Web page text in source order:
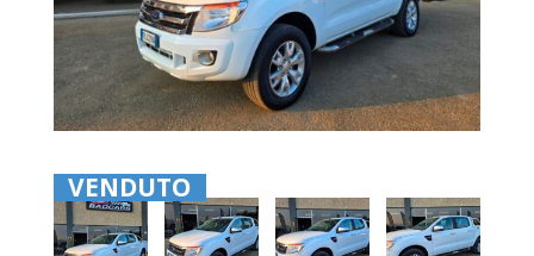
VENDUTO